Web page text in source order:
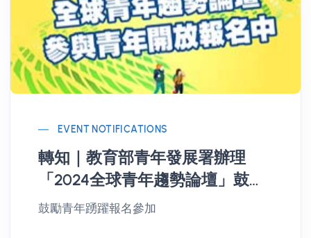
EVENT NOTIFICATIONS
轉知｜教育部青年發展署辦理
「2024全球青年趨勢論壇」鼓勵
青年踴躍報名參加
鼓勵青年踴躍報名參加